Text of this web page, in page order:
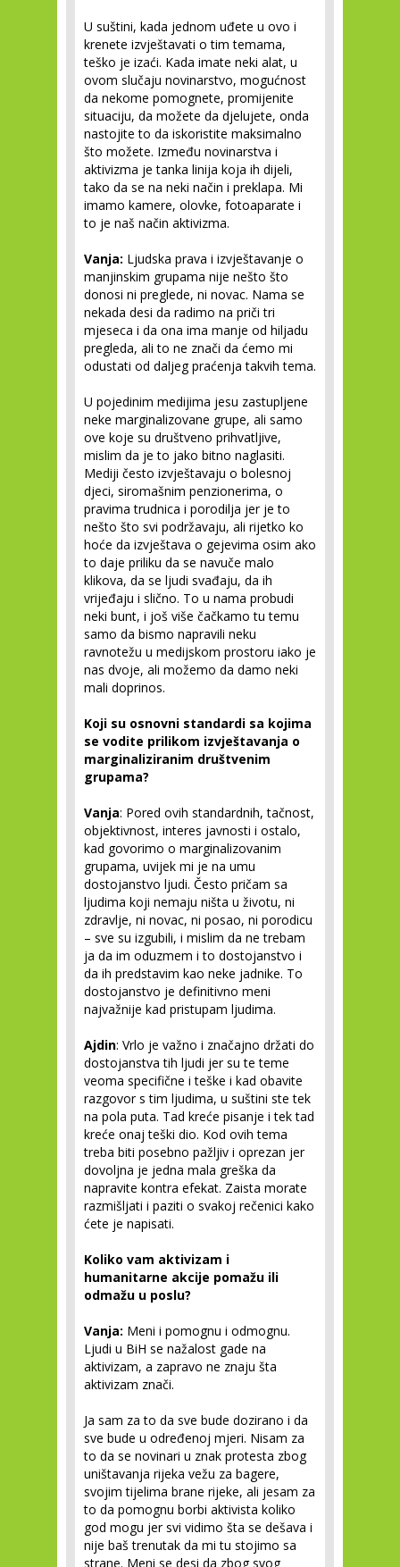
U suštini, kada jednom uđete u ovo i
krenete izvještavati o tim temama,
teško je izaći. Kada imate neki alat, u
ovom slučaju novinarstvo, mogućnost
da nekome pomognete, promijenite
situaciju, da možete da djelujete, onda
nastojite to da iskoristite maksimalno
što možete. Između novinarstva i
aktivizma je tanka linija koja ih dijeli,
tako da se na neki način i preklapa. Mi
imamo kamere, olovke, fotoaparate i
to je naš način aktivizma.
Vanja: Ljudska prava i izvještavanje o
manjinskim grupama nije nešto što
donosi ni preglede, ni novac. Nama se
nekada desi da radimo na priči tri
mjeseca i da ona ima manje od hiljadu
pregleda, ali to ne znači da ćemo mi
odustati od daljeg praćenja takvih tema.
U pojedinim medijima jesu zastupljene
neke marginalizovane grupe, ali samo
ove koje su društveno prihvatljive,
mislim da je to jako bitno naglasiti.
Mediji često izvještavaju o bolesnoj
djeci, siromašnim penzionerima, o
pravima trudnica i porodilja jer je to
nešto što svi podržavaju, ali rijetko ko
hoće da izvještava o gejevima osim ako
to daje priliku da se navuče malo
klikova, da se ljudi svađaju, da ih
vrijeđaju i slično. To u nama probudi
neki bunt, i još više čačkamo tu temu
samo da bismo napravili neku
ravnotežu u medijskom prostoru iako je
nas dvoje, ali možemo da damo neki
mali doprinos.
Koji su osnovni standardi sa kojima
se vodite prilikom izvještavanja o
marginaliziranim društvenim
grupama?
Vanja: Pored ovih standardnih, tačnost,
objektivnost, interes javnosti i ostalo,
kad govorimo o marginalizovanim
grupama, uvijek mi je na umu
dostojanstvo ljudi. Često pričam sa
ljudima koji nemaju ništa u životu, ni
zdravlje, ni novac, ni posao, ni porodicu
– sve su izgubili, i mislim da ne trebam
ja da im oduzmem i to dostojanstvo i
da ih predstavim kao neke jadnike. To
dostojanstvo je definitivno meni
najvažnije kad pristupam ljudima.
Ajdin: Vrlo je važno i značajno držati do
dostojanstva tih ljudi jer su te teme
veoma specifične i teške i kad obavite
razgovor s tim ljudima, u suštini ste tek
na pola puta. Tad kreće pisanje i tek tad
kreće onaj teški dio. Kod ovih tema
treba biti posebno pažljiv i oprezan jer
dovoljna je jedna mala greška da
napravite kontra efekat. Zaista morate
razmišljati i paziti o svakoj rečenici kako
ćete je napisati.
Koliko vam aktivizam i
humanitarne akcije pomažu ili
odmažu u poslu?
Vanja: Meni i pomognu i odmognu.
Ljudi u BiH se nažalost gade na
aktivizam, a zapravo ne znaju šta
aktivizam znači.
Ja sam za to da sve bude dozirano i da
sve bude u određenoj mjeri. Nisam za
to da se novinari u znak protesta zbog
uništavanja rijeka vežu za bagere,
svojim tijelima brane rijeke, ali jesam za
to da pomognu borbi aktivista koliko
god mogu jer svi vidimo šta se dešava i
nije baš trenutak da mi tu stojimo sa
strane. Meni se desi da zbog svog